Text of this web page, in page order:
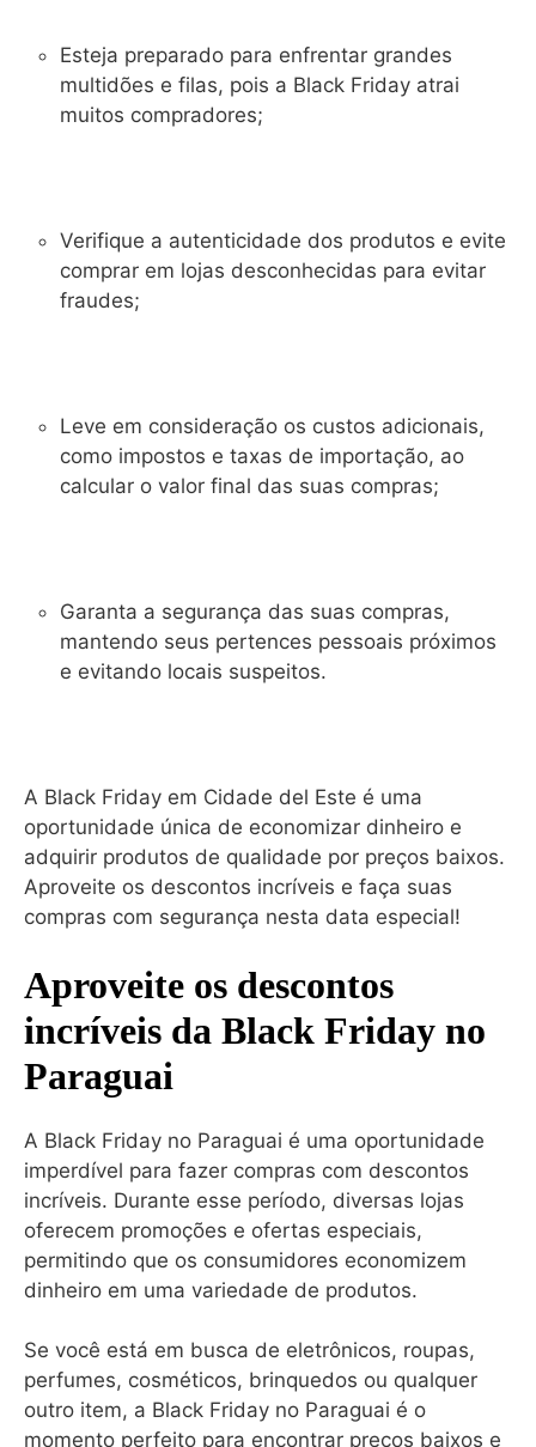
Esteja preparado para enfrentar grandes
multidões e filas, pois a Black Friday atrai
muitos compradores;
Verifique a autenticidade dos produtos e evite
comprar em lojas desconhecidas para evitar
fraudes;
Leve em consideração os custos adicionais,
como impostos e taxas de importação, ao
calcular o valor final das suas compras;
Garanta a segurança das suas compras,
mantendo seus pertences pessoais próximos
e evitando locais suspeitos.
A Black Friday em Cidade del Este é uma
oportunidade única de economizar dinheiro e
adquirir produtos de qualidade por preços baixos.
Aproveite os descontos incríveis e faça suas
compras com segurança nesta data especial!
Aproveite os descontos
incríveis da Black Friday no
Paraguai
A Black Friday no Paraguai é uma oportunidade
imperdível para fazer compras com descontos
incríveis. Durante esse período, diversas lojas
oferecem promoções e ofertas especiais,
permitindo que os consumidores economizem
dinheiro em uma variedade de produtos.
Se você está em busca de eletrônicos, roupas,
perfumes, cosméticos, brinquedos ou qualquer
outro item, a Black Friday no Paraguai é o
momento perfeito para encontrar preços baixos e